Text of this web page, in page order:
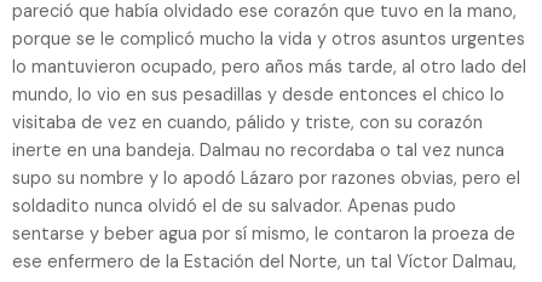
pareció que había olvidado ese corazón que tuvo en la mano,
porque se le complicó mucho la vida y otros asuntos urgentes
lo mantuvieron ocupado, pero años más tarde, al otro lado del
mundo, lo vio en sus pesadillas y desde entonces el chico lo
visitaba de vez en cuando, pálido y triste, con su corazón
inerte en una bandeja. Dalmau no recordaba o tal vez nunca
supo su nombre y lo apodó Lázaro por razones obvias, pero el
soldadito nunca olvidó el de su salvador. Apenas pudo
sentarse y beber agua por sí mismo, le contaron la proeza de
ese enfermero de la Estación del Norte, un tal Víctor Dalmau,